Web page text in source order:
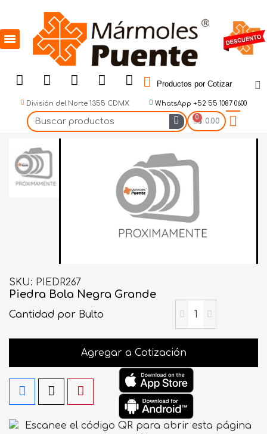
Productos por Cotizar
División del Norte 1355 CDMX WhatsApp +52 55 1087 0600
$ 0.00
SKU PIEDR267
Piedra Bola Negra Grande
Cantidad por Bulto
Agregar a Cotización